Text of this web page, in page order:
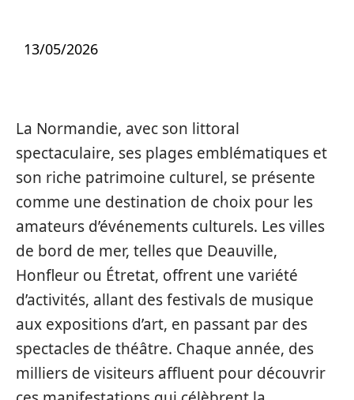
13/05/2026
La Normandie, avec son littoral
spectaculaire, ses plages emblématiques et
son riche patrimoine culturel, se présente
comme une destination de choix pour les
amateurs d’événements culturels. Les villes
de bord de mer, telles que Deauville,
Honfleur ou Étretat, offrent une variété
d’activités, allant des festivals de musique
aux expositions d’art, en passant par des
spectacles de théâtre. Chaque année, des
milliers de visiteurs affluent pour découvrir